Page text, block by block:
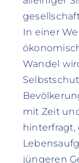
In einer
Wandel
mit Zeit
hinterfragt,
jüngeren